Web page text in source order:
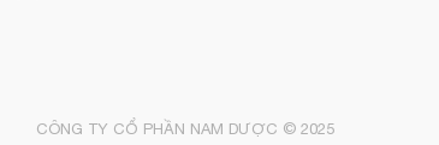
CÔNG TY CỔ PHẦN NAM DƯỢC © 2025